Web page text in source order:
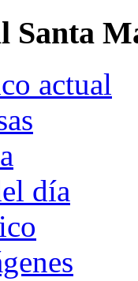
Santa
actual
día